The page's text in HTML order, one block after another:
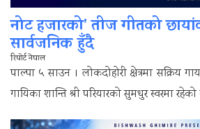
नोट हजारको’ तीज गीतको
सार्वजनिक हुँदै
रिपोर्ट नेपाल
पाल्पा ५ साउन । लोकदोहोरी क्षेत्रमा सक्रिय
गायिका शान्ति श्री परियारको सुमधुर स्वरमा रहेको